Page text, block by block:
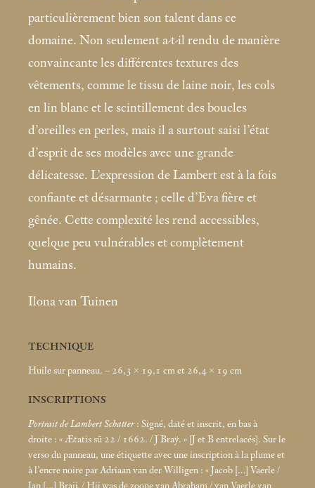
particulièrement bien son talent dans ce
domaine. Non seulement a-t-il rendu de manière
convaincante les différentes textures des
vêtements, comme le tissu de laine noir, les cols
en lin blanc et le scintillement des boucles
d’oreilles en perles, mais il a surtout saisi l’état
d’esprit de ses modèles avec une grande
délicatesse. L’expression de Lambert est à la fois
confiante et désarmante ; celle d’Eva fière et
gênée. Cette complexité les rend accessibles,
quelque peu vulnérables et complètement
humains.
Ilona van Tuinen
TECHNIQUE
Huile sur panneau. – 26,3 × 19,1 cm et 26,4 × 19 cm
INSCRIPTIONS
Portrait de Lambert Schatter: Signé, daté et inscrit, en bas à
droite : «Ætatis sū 22 / 1662. / J Braÿ. » [J et B entrelacés]. Sur le
verso du panneau, une étiquette avec une inscription à la plume et
à l’encre noire par Adriaan van der Willigen : «Jacob […] Vaerle /